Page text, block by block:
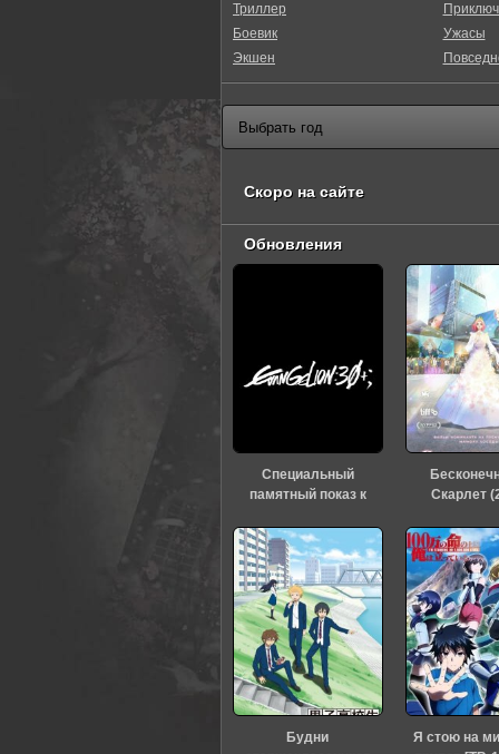
Триллер
Боевик
Экшен
Ужасы
Скоро на сайте
Обновления
Специальный
памятный показ к
«Евангелиона» (2026)
Скарлет
Будни
Я стою на